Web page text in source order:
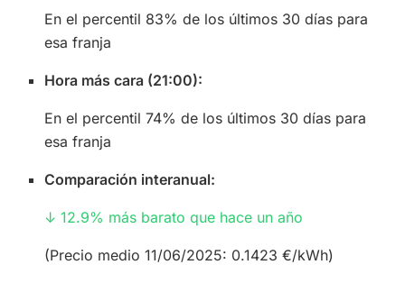
En el percentil 83% de los últimos 30 días para
esa franja
Hora más cara (21:00):
En el percentil 74% de los últimos 30 días para
esa franja
Comparación interanual:
↓ 12.9% más barato que hace un año
(Precio medio 11/06/2025: 0.1423 €/kWh)